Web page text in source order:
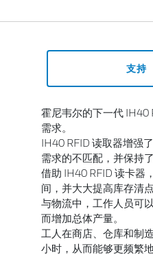
支持
霍尼韦尔的下一代 IH40
需求。
IH40 RFID 读取器增强
需求的不匹配，并保持
借助 IH40 RFID 读卡器
间，并大大提高库存清
与物流中，工作人员可
而增加总体产量。
工人在商店、仓库和制
小时，从而能够更频繁